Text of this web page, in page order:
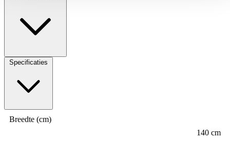
Specificaties
Breedte (cm)
140 cm